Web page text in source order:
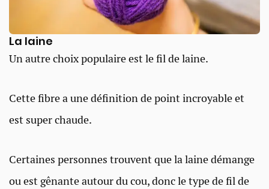
La laine
Un autre choix populaire est le fil de laine.
Cette fibre a une définition de point incroyable et
est super chaude.
Certaines personnes trouvent que la laine démange
ou est gênante autour du cou, donc le type de fil de